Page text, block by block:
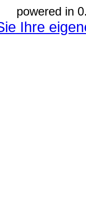
powered in
Ihre